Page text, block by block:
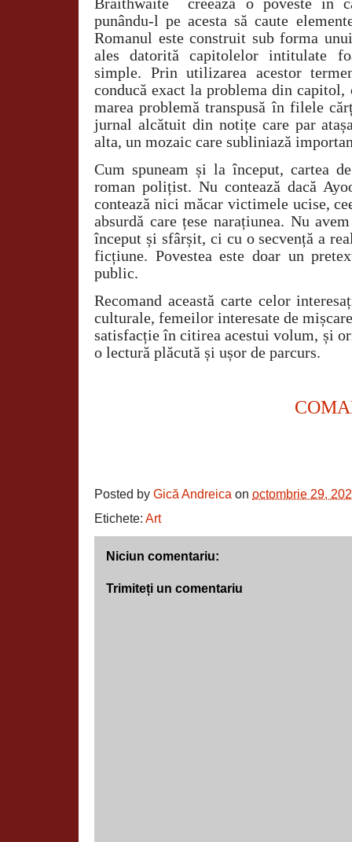
punându-l pe acesta să caute
Romanul este construit sub forma
ales datorită capitolelor intitulate
simple. Prin utilizarea acestor
conducă exact la problema din
marea problemă transpusă în filele
jurnal alcătuit din notițe care par
alta, un mozaic care subliniază
Cum spuneam și la început, cartea
roman polițist. Nu contează dacă
contează nici măcar victimele ucise,
absurdă care țese narațiunea. Nu
început și sfârșit, ci cu o secvență a
ficțiune. Povestea este doar un
public.
Recomand această carte celor
culturale, femeilor interesate de
satisfacție în citirea acestui volum, și
o lectură plăcută și ușor de parcurs.
Posted by Gică Andreica on octombrie 29,
Etichete: Art
Niciun comentariu:
Trimiteți un comentariu